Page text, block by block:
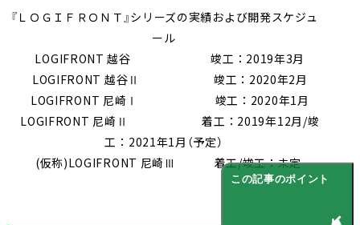
『ＬＯＧＩＦＲＯＮＴ』シリーズの実績および開発スケジュ
ール
LOGIFRONT 越谷 竣工：2019年3月
LOGIFRONT 越谷Ⅱ 竣工：2020年2月
LOGIFRONT 尼崎Ⅰ 竣工：2020年1月
LOGIFRONT 尼崎Ⅱ 着工：2019年12月/竣
工：2021年1月（予定）
(仮称)LOGIFRONT 尼崎Ⅲ 着工/竣工：未定
この記事のポイント